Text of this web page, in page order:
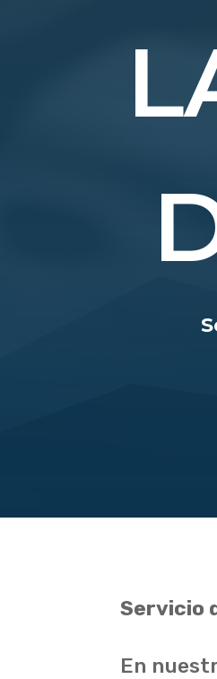
Servicio
En